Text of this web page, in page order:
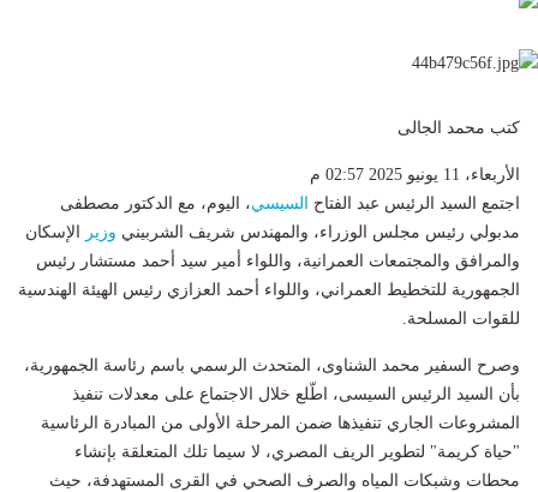
كتب محمد الجالى
الأربعاء، 11 يونيو 2025 02:57 م
اجتمع السيد الرئيس عبد الفتاح
السيسي، اليوم، مع الدكتور مصطفى
مدبولي رئيس مجلس الوزراء، والمهندس شريف الشربيني وزير
الإسكان
والمرافق والمجتمعات العمرانية، واللواء أمير سيد أحمد مستشار رئيس
الجمهورية للتخطيط العمراني، واللواء أحمد العزازي رئيس الهيئة الهندسية
للقوات المسلحة.
وصرح السفير محمد الشناوى، المتحدث الرسمي باسم رئاسة الجمهورية،
بأن السيد الرئيس السيسى، اطّلع خلال الاجتماع على معدلات تنفيذ
المشروعات الجاري تنفيذها ضمن المرحلة الأولى من المبادرة الرئاسية
"حياة كريمة" لتطوير الريف المصري، لا سيما تلك المتعلقة بإنشاء
محطات وشبكات المياه والصرف الصحي في القرى المستهدفة، حيث